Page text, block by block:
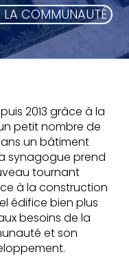
LA COMMUNAUTÉ
2013 grâce à la
petit nombre de
un bâtiment
synagogue prend
tournant
à la construction
édifice bien plus
besoins de la
et son